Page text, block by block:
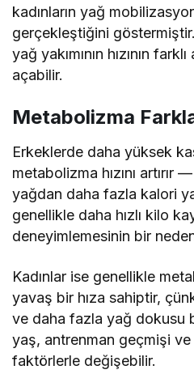
kadınların yağ
gerçekleştiğini
yağ yakımının hızının
açabilir.
Metabolizma
Erkeklerde daha yüksek
metabolizma hızını
yağdan daha fazla kalori
genellikle daha hızlı kilo
deneyimlemesinin bir
Kadınlar ise genellikle
yavaş bir hıza sahiptir,
ve daha fazla yağ dokusu
yaş, antrenman geçmişi
faktörlerle değişebilir.